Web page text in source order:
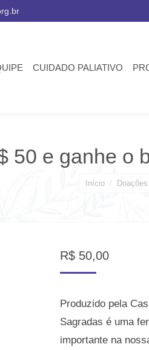
CUIDADO PALIATIVO
50 e ganhe o
Você está aqui:
Início Doações
R$50,00
Produzido pela
Sagradas é uma
importante na